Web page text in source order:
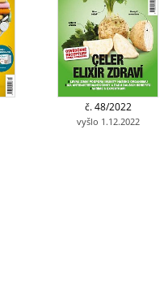
č. 48/2022
vyšlo 1.12.2022